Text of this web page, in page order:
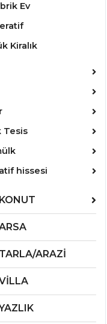
Ev
Kiralık
Tesis
hissesi
ARAZİ